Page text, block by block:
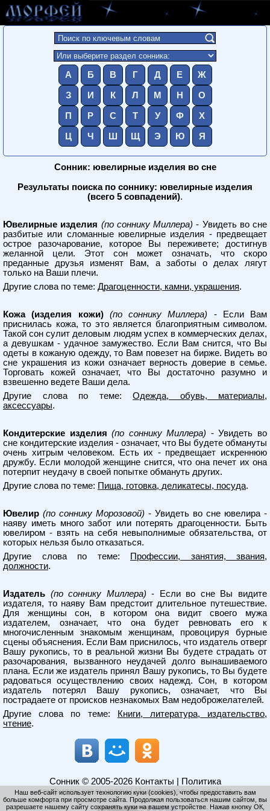
А Б В Г Д Е Ж
З И К Л М Н О
П Р С Т У Ф Х
Ц Ч Ш Щ Э Ю Я
Сонник: ювелирные изделия во сне
Результаты поиска по соннику: ювелирные изделия
(всего 5 совпадений).
Ювелирные изделия (по соннику Миллера) - Увидеть во сне
разбитые или сломанные ювелирные изделия - предвещает
острое разочарование, которое Вы переживете; достигнув
желанной цели. Этот сон может означать, что скоро
преданные друзья изменят Вам, а заботы о делах лягут
только на Ваши плечи.
Другие слова по теме: Драгоценности, камни, украшения.
Кожа (изделия кожи) (по соннику Миллера) - Если Вам
приснилась кожа, то это является благоприятным символом.
Такой сон сулит деловым людям успех в коммерческих делах,
а девушкам - удачное замужество. Если Вам снится, что Вы
одеты в кожаную одежду, то Вам повезет на бирже. Видеть во
сне украшения из кожи означает верность доверие в семье.
Торговать кожей означает, что Вы достаточно разумно и
взвешенно ведете Ваши дела.
Другие слова по теме: Одежда, обувь, материалы,
аксессуары.
Кондитерские изделия (по соннику Миллера) - Увидеть во
сне кондитерские изделия - означает, что Вы будете обмануты
очень хитрым человеком. Есть их - предвещает искреннюю
дружбу. Если молодой женщине снится, что она печет их она
потерпит неудачу в своей попытке обмануть других.
Другие слова по теме: Пища, готовка, деликатесы, посуда.
Ювелир (по соннику Морозовой) - Увидеть во сне ювелира -
наяву иметь много забот или потерять драгоценности. Быть
ювелиром - взять на себя невыполнимые обязательства, от
которых нельзя было отказаться.
Другие слова по теме:
Профессии, занятия, звания,
должности.
Издатель (по соннику Миллера) - Если во сне Вы видите
издателя, то наяву Вам предстоит длительное путешествие.
Для женщины сон, в котором она видит своего мужа
издателем, означает, что она будет ревновать его к
многочисленным знакомым женщинам, провоцируя бурные
сцены объяснения. Если Вам приснилось, что издатель отверг
Вашу рукопись, то в реальной жизни Вы будете страдать от
разочарования, вызванного неудачей долго вынашиваемого
плана. Если же издатель принял Вашу рукопись, то Вы будете
радоваться осуществлению своих надежд. Сон, в котором
издатель потерял Вашу рукопись, означает, что Вы
пострадаете от происков незнакомых Вам недоброжелателей.
Другие слова по теме:
Книги, литература, издательство,
чтение.
Сонник© 2005-2026 Контакты
Политика
конфиденциальности|Использование cookies
Наш веб-сайт использует технологию куки (cookies), чтобы предоставить вам
больше комфорта при просмотре сайта. Продолжая пользоваться нашим сайтом, вы
разрешаете нашему сайту сохранять куки на вашем устройстве. Нажав кнопку ОК,